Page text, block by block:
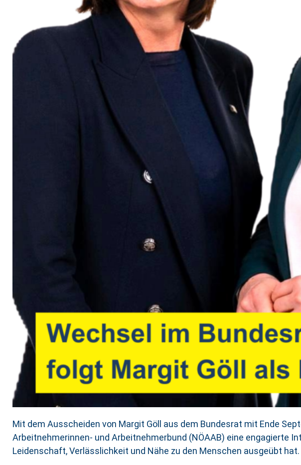
Mit dem Ausscheiden von Margit Göll aus dem Bundesrat mit Ende
Arbeitnehmerinnen- und Arbeitnehmerbund (NÖAAB) eine engagierte
Leidenschaft, Verlässlichkeit und Nähe zu den Menschen ausgeübt hat.